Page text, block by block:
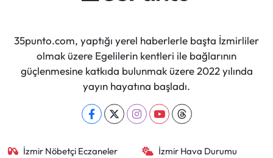
35punto.com, yaptığı yerel haberlerle başta İzmirliler
olmak üzere Egelilerin kentleri ile bağlarının
güçlenmesine katkıda bulunmak üzere 2022 yılında
yayın hayatına başladı.
İzmir Nöbetçi Eczaneler İzmir Hava Durumu